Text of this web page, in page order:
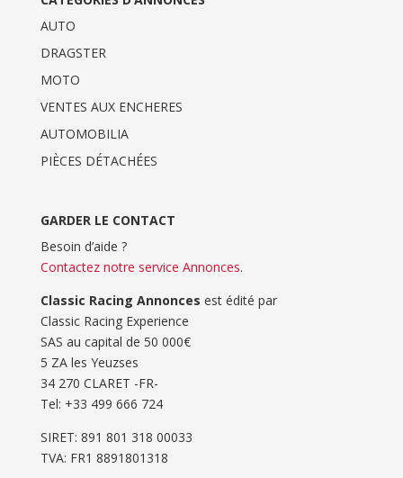
AUTO
DRAGSTER
MOTO
VENTES AUX ENCHERES
AUTOMOBILIA
PIÈCES DÉTACHÉES
GARDER LE CONTACT
Besoin d’aide ?
Contactez notre service Annonces.
Classic Racing Annonces est édité par
Classic Racing Experience
SAS au capital de 50 000€
5 ZA les Yeuzses
34 270 CLARET -FR-
Tel: ‭+33 499 666 724‬
SIRET: 891 801 318 00033
TVA: FR1 8891801318